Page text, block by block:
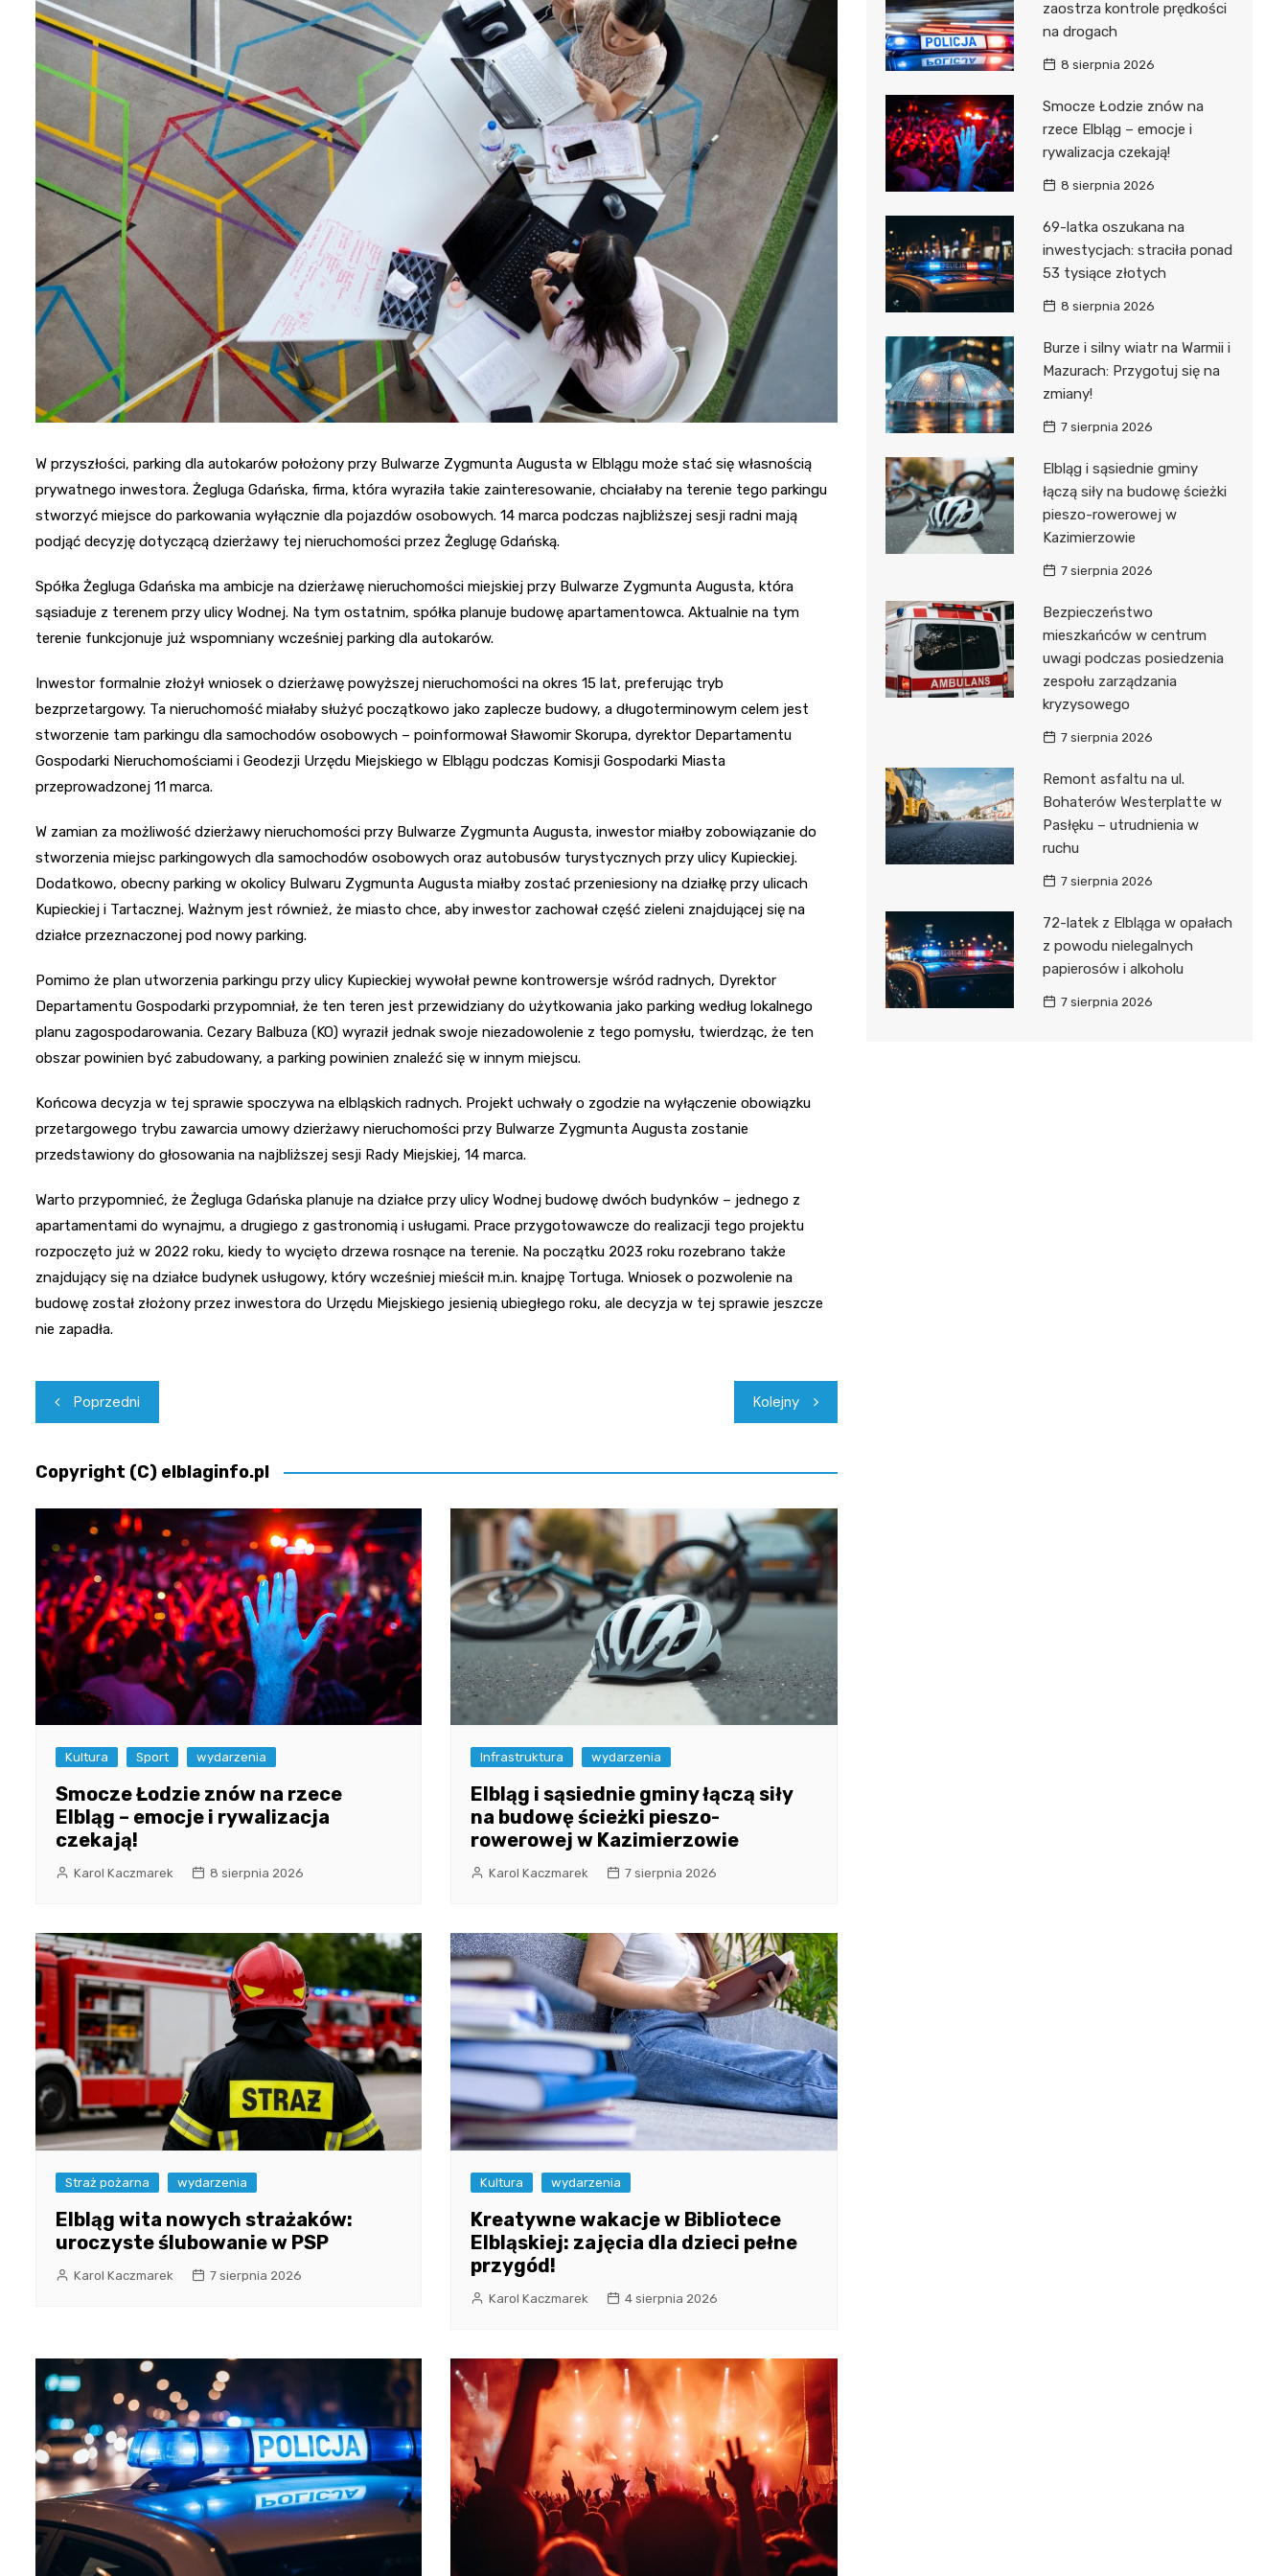
Fryzjer
Poczta
Kino
W przyszłości, parking dla autokarów położony przy Bulwarze Zygmunta Augusta w Elblągu może stać się własnością
prywatnego inwestora. Żegluga Gdańska, firma, która wyraziła takie zainteresowanie, chciałaby na terenie tego parkingu
stworzyć miejsce do parkowania wyłącznie dla pojazdów osobowych. 14 marca podczas najbliższej sesji radni mają
podjąć decyzję dotyczącą dzierżawy tej nieruchomości przez Żeglugę Gdańską.
Spółka Żegluga Gdańska ma ambicje na dzierżawę nieruchomości miejskiej przy Bulwarze Zygmunta Augusta, która
sąsiaduje z terenem przy ulicy Wodnej. Na tym ostatnim, spółka planuje budowę apartamentowca. Aktualnie na tym
terenie funkcjonuje już wspomniany wcześniej parking dla autokarów.
Inwestor formalnie złożył wniosek o dzierżawę powyższej nieruchomości na okres 15 lat, preferując tryb
bezprzetargowy. Ta nieruchomość miałaby służyć początkowo jako zaplecze budowy, a długoterminowym celem jest
stworzenie tam parkingu dla samochodów osobowych – poinformował Sławomir Skorupa, dyrektor Departamentu
Gospodarki Nieruchomościami i Geodezji Urzędu Miejskiego w Elblągu podczas Komisji Gospodarki Miasta
przeprowadzonej 11 marca.
W zamian za możliwość dzierżawy nieruchomości przy Bulwarze Zygmunta Augusta, inwestor miałby zobowiązanie do
stworzenia miejsc parkingowych dla samochodów osobowych oraz autobusów turystycznych przy ulicy Kupieckiej.
Dodatkowo, obecny parking w okolicy Bulwaru Zygmunta Augusta miałby zostać przeniesiony na działkę przy ulicach
Kupieckiej i Tartacznej. Ważnym jest również, że miasto chce, aby inwestor zachował część zieleni znajdującej się na
działce przeznaczonej pod nowy parking.
Pomimo że plan utworzenia parkingu przy ulicy Kupieckiej wywołał pewne kontrowersje wśród radnych, Dyrektor
Departamentu Gospodarki przypomniał, że ten teren jest przewidziany do użytkowania jako parking według lokalnego
planu zagospodarowania. Cezary Balbuza (KO) wyraził jednak swoje niezadowolenie z tego pomysłu, twierdząc, że ten
obszar powinien być zabudowany, a parking powinien znaleźć się w innym miejscu.
Końcowa decyzja w tej sprawie spoczywa na elbląskich radnych. Projekt uchwały o zgodzie na wyłączenie obowiązku
przetargowego trybu zawarcia umowy dzierżawy nieruchomości przy Bulwarze Zygmunta Augusta zostanie
przedstawiony do głosowania na najbliższej sesji Rady Miejskiej, 14 marca.
Warto przypomnieć, że Żegluga Gdańska planuje na działce przy ulicy Wodnej budowę dwóch budynków – jednego z
apartamentami do wynajmu, a drugiego z gastronomią i usługami. Prace przygotowawcze do realizacji tego projektu
rozpoczęto już w 2022 roku, kiedy to wycięto drzewa rosnące na terenie. Na początku 2023 roku rozebrano także
znajdujący się na działce budynek usługowy, który wcześniej mieścił m.in. knajpę Tortuga. Wniosek o pozwolenie na
budowę został złożony przez inwestora do Urzędu Miejskiego jesienią ubiegłego roku, ale decyzja w tej sprawie jeszcze
nie zapadła.
Nawigacja
wpisu
Poprzedni Kolejny
Copyright (C) elblaginfo.pl
Kultura Sport wydarzenia
Smocze Łodzie znów na rzece
Elbląg – emocje i rywalizacja
czekają!
Karol Kaczmarek 8 sierpnia 2026
Infrastruktura wydarzenia
Elbląg i sąsiednie gminy łączą siły
na budowę ścieżki pieszo-
rowerowej w Kazimierzowie
Karol Kaczmarek 7 sierpnia 2026
Straż pożarna wydarzenia
Elbląg wita nowych strażaków:
uroczyste ślubowanie w PSP
Karol Kaczmarek 7 sierpnia 2026
Kultura wydarzenia
Kreatywne wakacje w Bibliotece
Elbląskiej: zajęcia dla dzieci pełne
przygód!
Karol Kaczmarek 4 sierpnia 2026
zaostrza kontrole prędkości
na drogach
8 sierpnia 2026
Smocze Łodzie znów na
rzece Elbląg – emocje i
rywalizacja czekają!
8 sierpnia 2026
69-latka oszukana na
inwestycjach: straciła ponad
53 tysiące złotych
8 sierpnia 2026
Burze i silny wiatr na Warmii i
Mazurach: Przygotuj się na
zmiany!
7 sierpnia 2026
Elbląg i sąsiednie gminy
łączą siły na budowę ścieżki
pieszo-rowerowej w
Kazimierzowie
7 sierpnia 2026
Bezpieczeństwo
mieszkańców w centrum
uwagi podczas posiedzenia
zespołu zarządzania
kryzysowego
7 sierpnia 2026
Remont asfaltu na ul.
Bohaterów Westerplatte w
Pasłęku – utrudnienia w
ruchu
7 sierpnia 2026
72-latek z Elbląga w opałach
z powodu nielegalnych
papierosów i alkoholu
7 sierpnia 2026